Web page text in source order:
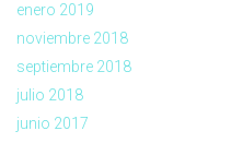
enero 2019
noviembre 2018
septiembre 2018
julio 2018
junio 2017